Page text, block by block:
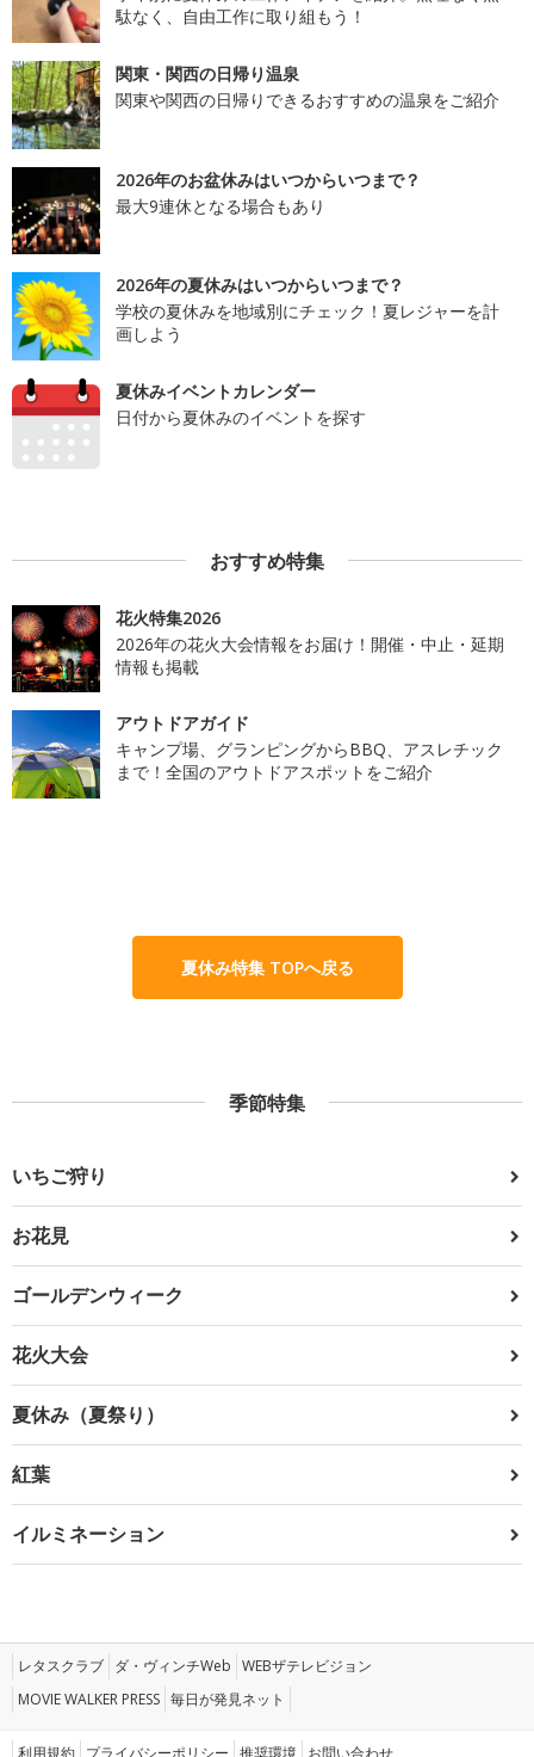
駄なく、自由工作に取り組もう！
関東・関西の日帰り温泉
関東や関西の日帰りできるおすすめの温泉をご紹介
2026年のお盆休みはいつからいつまで？
最大9連休となる場合もあり
2026年の夏休みはいつからいつまで？
学校の夏休みを地域別にチェック！夏レジャーを計
画しよう
夏休みイベントカレンダー
日付から夏休みのイベントを探す
おすすめ特集
花火特集2026
2026年の花火大会情報をお届け！開催・中止・延期
情報も掲載
アウトドアガイド
キャンプ場、グランピングからBBQ、アスレチック
まで！全国のアウトドアスポットをご紹介
夏休み特集 TOPへ戻る
季節特集
いちご狩り
お花見
ゴールデンウィーク
花火大会
夏休み（夏祭り）
紅葉
イルミネーション
レタスクラブ ダ・ヴィンチWeb WEBザテレビジョン
MOVIE WALKER PRESS 毎日が発見ネット
利用規約 プライバシーポリシー 推奨環境 お問い合わせ